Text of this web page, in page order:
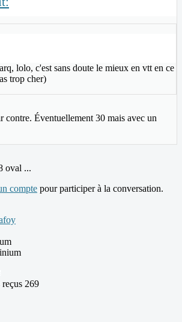
lolo, c'est sans doute le mieux en vtt en ce
trop cher)
contre. Éventuellement 30 mais avec un
oval ...
compte pour participer à la conversation.
reçus 269